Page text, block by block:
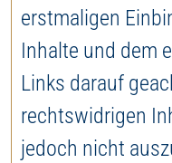
erstmaligen
Inhalte und dem
Links darauf
rechtswidrigen
jedoch nicht